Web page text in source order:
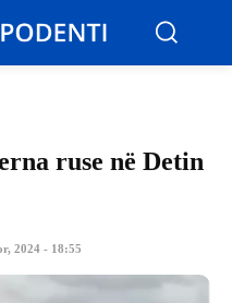
ruse në Detin
2024 - 18:55